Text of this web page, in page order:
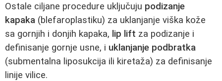
Ostale ciljane procedure uključuju podizanje
kapaka (blefaroplastiku) za uklanjanje viška kože
sa gornjih i donjih kapaka, lip lift za podizanje i
definisanje gornje usne, i uklanjanje podbratka
(submentalna liposukcija ili kiretaža) za definisanje
linije vilice.